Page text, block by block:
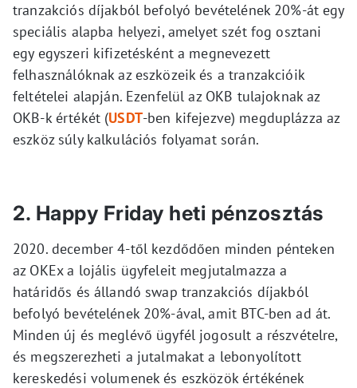
tranzakciós díjakból befolyó bevételének 20%-át egy
speciális alapba helyezi, amelyet szét fog osztani
egy egyszeri kifizetésként a megnevezett
felhasználóknak az eszközeik és a tranzakcióik
feltételei alapján. Ezenfelül az OKB tulajoknak az
OKB-k értékét (USDT-ben kifejezve) megduplázza az
eszköz súly kalkulációs folyamat során.
2. Happy Friday heti pénzosztás
2020. december 4-től kezdődően minden pénteken
az OKEx a lojális ügyfeleit megjutalmazza a
határidős és állandó swap tranzakciós díjakból
befolyó bevételének 20%-ával, amit BTC-ben ad át.
Minden új és meglévő ügyfél jogosult a részvételre,
és megszerezheti a jutalmakat a lebonyolított
kereskedési volumenek és eszközök értékének